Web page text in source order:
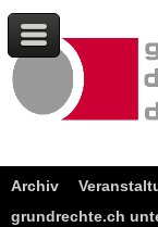
Archiv
grundrechte.ch